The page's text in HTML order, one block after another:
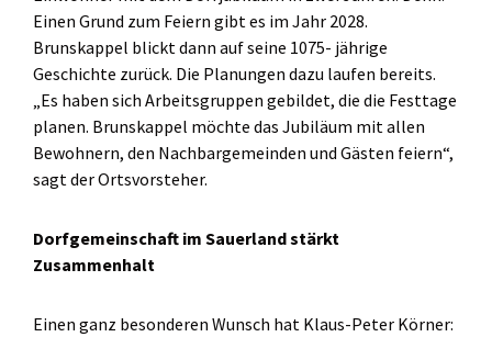
Einen Grund zum Feiern gibt es im Jahr 2028.
Brunskappel blickt dann auf seine 1075- jährige
Geschichte zurück. Die Planungen dazu laufen bereits.
„Es haben sich Arbeitsgruppen gebildet, die die Festtage
planen. Brunskappel möchte das Jubiläum mit allen
Bewohnern, den Nachbargemeinden und Gästen feiern“,
sagt der Ortsvorsteher.
Dorfgemeinschaft im Sauerland stärkt
Zusammenhalt
Einen ganz besonderen Wunsch hat Klaus-Peter Körner: